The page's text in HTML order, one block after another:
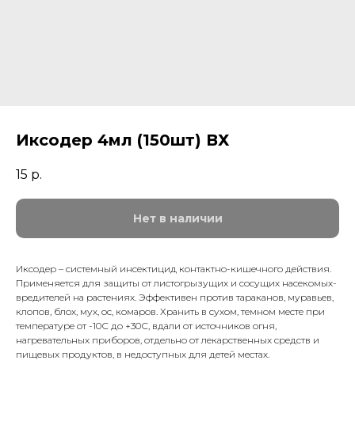
Иксодер 4мл (150шт) ВХ
15 р.
Нет в наличии
Иксодер – системный инсектицид контактно-кишечного действия.
Применяется для защиты от листогрызущих и сосущих насекомых-
вредителей на растениях. Эффективен против тараканов, муравьев,
клопов, блох, мух, ос, комаров. Хранить в сухом, темном месте при
температуре от -10С до +30С, вдали от источников огня,
нагревательных приборов, отдельно от лекарственных средств и
пищевых продуктов, в недоступных для детей местах.